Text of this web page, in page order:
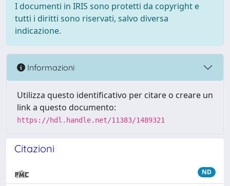
I documenti in IRIS sono protetti da copyright e
tutti i diritti sono riservati, salvo diversa
indicazione.
Informazioni
Utilizza questo identificativo per citare o creare un
link a questo documento:
https://hdl.handle.net/11383/1489321
Citazioni
ND